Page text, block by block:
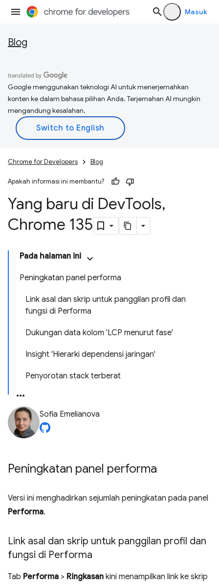
Masuk
Blog
Google menggunakan teknologi AI untuk menerjemahkan
konten ke dalam bahasa pilihan Anda. Terjemahan AI mungkin
mengandung kesalahan.
Chrome for Developers Blog
Apakah informasi ini membantu?
Yang baru di DevTools,
Chrome 135
Pada halaman ini
Peningkatan panel performa
Link asal dan skrip untuk panggilan profil dan
fungsi di Performa
Dukungan data kolom 'LCP menurut fase'
Insight 'Hierarki dependensi jaringan'
Penyorotan stack terberat
Sofia Emelianova
Peningkatan panel performa
Versi ini menghadirkan sejumlah peningkatan pada panel
Performa.
Link asal dan skrip untuk panggilan profil dan
fungsi di Performa
Tab Performa > Ringkasan kini menampilkan link ke skrip